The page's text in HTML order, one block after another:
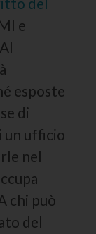
e
esposte
di
un ufficio
nel
chi può
del